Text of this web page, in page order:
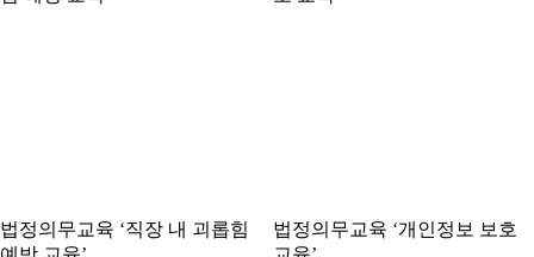
법정의무교육 ‘직장 내 괴롭힘
법정의무교육 ‘개인정보 보호